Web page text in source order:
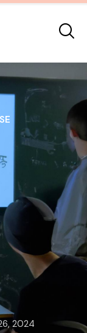
2024